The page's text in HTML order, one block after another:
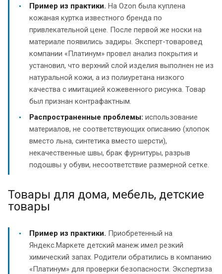
Пример из практики. На Ozon была куплена
кожаная куртка известного бренда по
привлекательной цене. После первой же носки на
материале появились задиры. Эксперт-товаровед
компании «Платинум» провел анализ покрытия и
установил, что верхний слой изделия выполнен не из
натуральной кожи, а из полиуретана низкого
качества с имитацией кожевенного рисунка. Товар
был признан контрафактным.
Распространенные проблемы: использование
материалов, не соответствующих описанию (хлопок
вместо льна, синтетика вместо шерсти),
некачественные швы, брак фурнитуры, разрыв
подошвы у обуви, несоответствие размерной сетке.
Товары для дома, мебель, детские
товары
Пример из практики. Приобретенный на
Яндекс.Маркете детский манеж имел резкий
химический запах. Родители обратились в компанию
«Платинум» для проверки безопасности. Экспертиза